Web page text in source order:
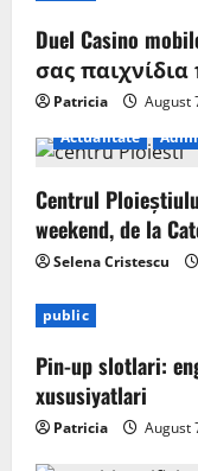
Duel Casino
σας
Patricia
August
Actualitate
Centrul
weekend, de la
Selena Cristescu
public
Pin-up slotlari:
xususiyatlari
Patricia August